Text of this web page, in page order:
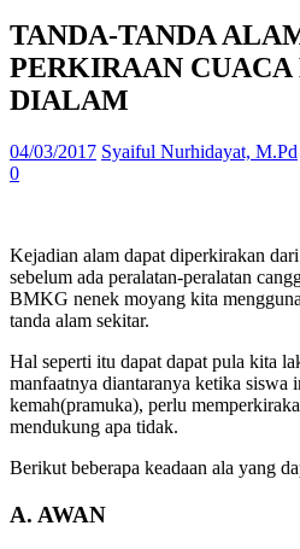
TANDA-TANDA
PERKIRAAN
DIALAM
04/03/2017 Syaiful Nurhidayat, M.Pd
0
Kejadian alam dapat diperkirakan
sebelum ada peralatan-peralatan
BMKG nenek moyang kita
tanda alam sekitar.
Hal seperti itu dapat dapat pula kita
manfaatnya diantaranya ketika siswa
kemah(pramuka), perlu
mendukung apa tidak.
Berikut beberapa keadaan ala yang
A. AWAN